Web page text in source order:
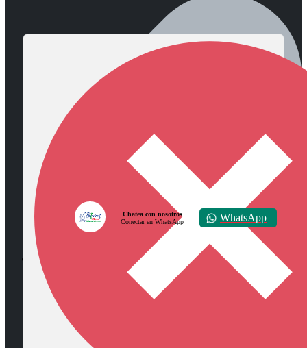
Diócesis de Zipaquirá
Chatea con nosotros
Conectar en WhatsApp
WhatsApp